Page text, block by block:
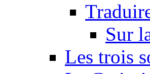
Sur
Les trois